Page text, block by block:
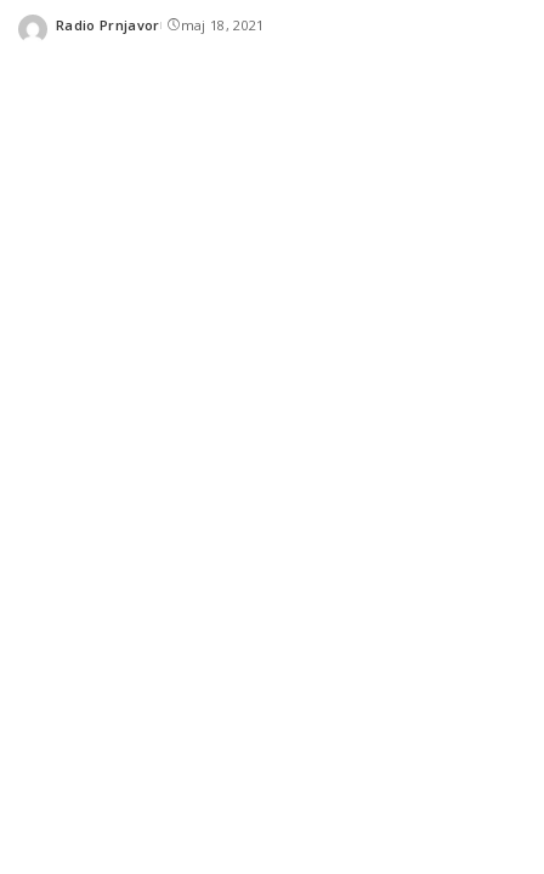
Posted
Radio Prnjavor maj 18, 2021